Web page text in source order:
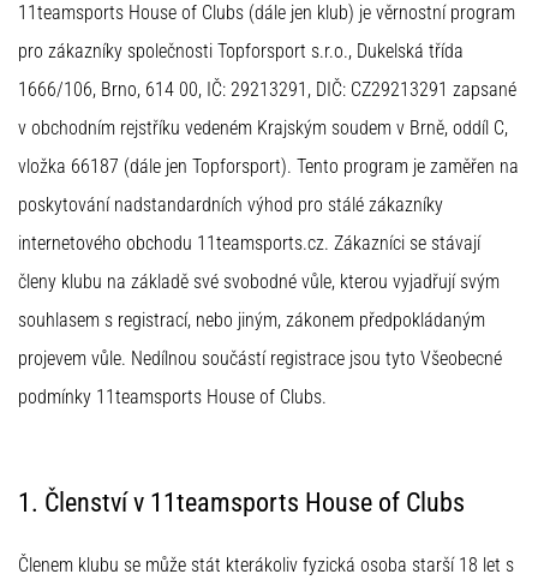
–
Ustvarjeni
za
dotik.
Narejeni
za
napad
Tiempo
Maestro
čevlji
–
kontrola
in
11teamsports
1. 7. 2025
11teamsports House of Clubs (dále jen klub) je věrnostní program
pro zákazníky společnosti Topforsport s.r.o., Dukelská třída
1666/106, Brno, 614 00, IČ: 29213291, DIČ: CZ29213291 zapsané
v obchodním rejstříku vedeném Krajským soudem v Brně, oddíl C,
vložka 66187 (dále jen Topforsport). Tento program je zaměřen na
poskytování nadstandardních výhod pro stálé zákazníky
internetového obchodu 11teamsports.cz. Zákazníci se stávají
členy klubu na základě své svobodné vůle, kterou vyjadřují svým
souhlasem s registrací, nebo jiným, zákonem předpokládaným
projevem vůle. Nedílnou součástí registrace jsou tyto Všeobecné
podmínky 11teamsports House of Clubs.
1. Členství v 11teamsports House of Clubs
Členem klubu se může stát kterákoliv fyzická osoba starší 18 let s